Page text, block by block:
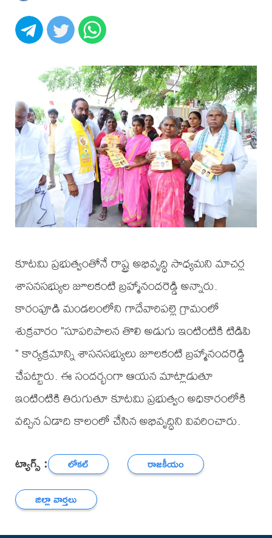
కూటమి ప్రభుత్వంతోనే రాష్ట్ర అభివృద్ధి సాధ్యమని మాచర్ల
శాసనసభ్యుల జూలకంటి బ్రహ్మానందరెడ్డి అన్నారు.
కారంపూడి మండలంలోని గాదేవారిపల్లె గ్రామంలో
శుక్రవారం "సూపరిపాలన తొలి అడుగు ఇంటింటికి టిడిపి
" కార్యక్రమాన్ని శాసనసభ్యులు జూలకంటి బ్రహ్మానందరెడ్డి
చేపట్టారు. ఈ సందర్భంగా ఆయన మాట్లాడుతూ
ఇంటింటికి తిరుగుతూ కూటమి ప్రభుత్వం అధికారంలోకి
వచ్చిన ఏడాది కాలంలో చేసిన అభివృద్ధిని వివరించారు.
ట్యాగ్స్ : లోకల్
రాజకీయం
జిల్లా వార్తలు